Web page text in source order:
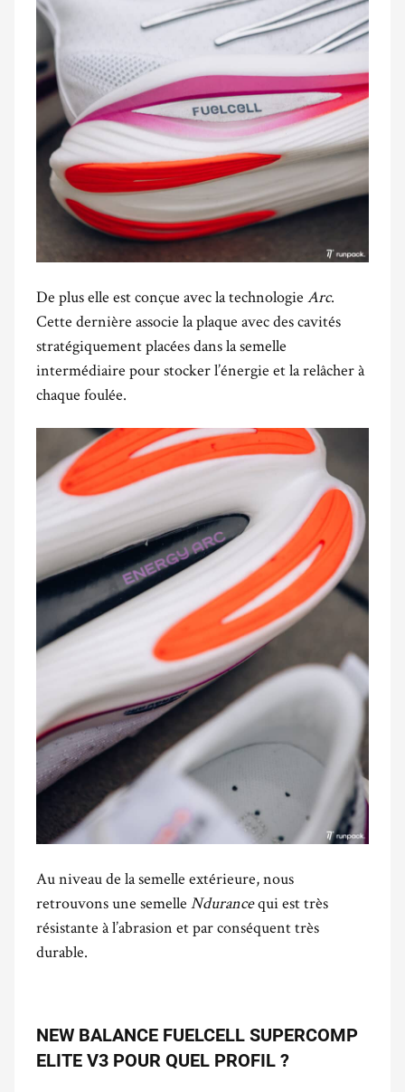
De plus elle est conçue avec la technologie Arc.
Cette dernière associe la plaque avec des cavités
stratégiquement placées dans la semelle
intermédiaire pour stocker l’énergie et la relâcher à
chaque foulée.
Au niveau de la semelle extérieure, nous
retrouvons une semelle Ndurancequi est très
résistante à l’abrasion et par conséquent très
durable.
NEW BALANCE FUELCELL SUPERCOMP
ELITE V3 POUR QUEL PROFIL ?